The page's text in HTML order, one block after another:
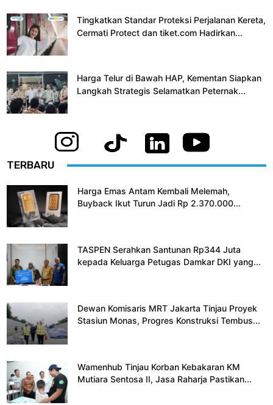
Tingkatkan Standar Proteksi Perjalanan Kereta,
Cermati Protect dan tiket.com Hadirkan...
Harga Telur di Bawah HAP, Kementan Siapkan
Langkah Strategis Selamatkan Peternak...
TERBARU
Harga Emas Antam Kembali Melemah,
Buyback Ikut Turun Jadi Rp 2.370.000...
TASPEN Serahkan Santunan Rp344 Juta
kepada Keluarga Petugas Damkar DKI yang...
Dewan Komisaris MRT Jakarta Tinjau Proyek
Stasiun Monas, Progres Konstruksi Tembus...
Wamenhub Tinjau Korban Kebakaran KM
Mutiara Sentosa II, Jasa Raharja Pastikan...